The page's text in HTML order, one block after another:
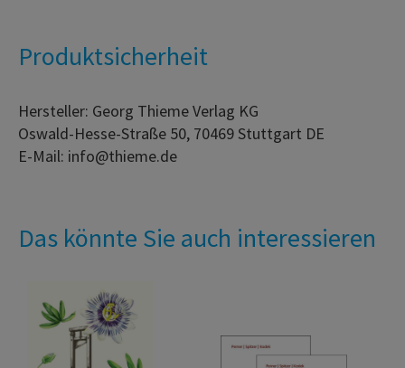
Produktsicherheit
Hersteller: Georg Thieme Verlag KG
Oswald-Hesse-Straße 50, 70469 Stuttgart DE
E-Mail: info@thieme.de
Das könnte Sie auch interessieren